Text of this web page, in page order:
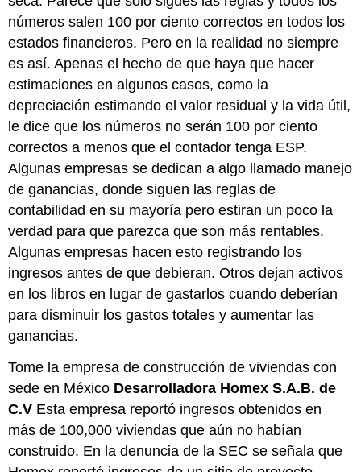
números salen 100 por ciento correctos en todos los
estados financieros. Pero en la realidad no siempre
es así. Apenas el hecho de que haya que hacer
estimaciones en algunos casos, como la
depreciación estimando el valor residual y la vida útil,
le dice que los números no serán 100 por ciento
correctos a menos que el contador tenga ESP.
Algunas empresas se dedican a algo llamado manejo
de ganancias, donde siguen las reglas de
contabilidad en su mayoría pero estiran un poco la
verdad para que parezca que son más rentables.
Algunas empresas hacen esto registrando los
ingresos antes de que debieran. Otros dejan activos
en los libros en lugar de gastarlos cuando deberían
para disminuir los gastos totales y aumentar las
ganancias.
Tome la empresa de construcción de viviendas con
sede en México Desarrolladora Homex S.A.B. de
C.V Esta empresa reportó ingresos obtenidos en
más de 100,000 viviendas que aún no habían
construido. En la denuncia de la SEC se señala que